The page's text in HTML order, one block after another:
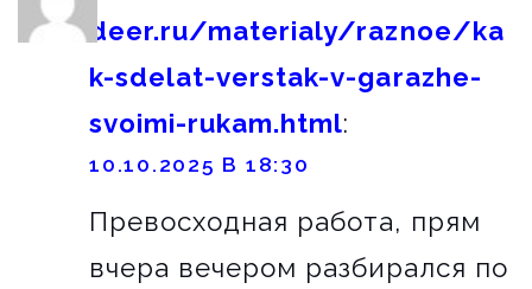
deer.ru/materialy/raznoe/ka
k-sdelat-verstak-v-garazhe-
svoimi-rukam.html:
10.10.2025 В 18:30
Превосходная работа, прям
вчера вечером разбирался по